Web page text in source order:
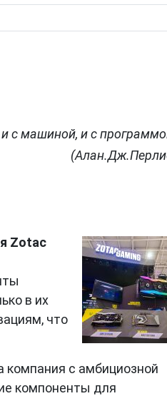
с машиной, и с
Zotac
в их
что
компания с амбициозной
компоненты для